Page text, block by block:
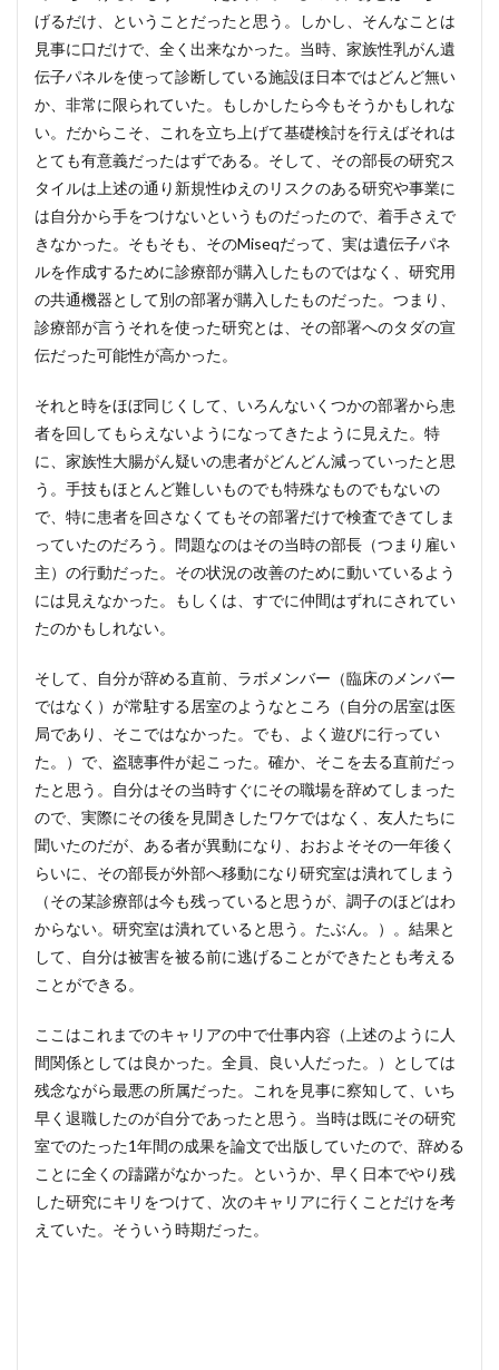
げるだけ、ということだったと思う。しかし、そんなことは
見事に口だけで、全く出来なかった。当時、家族性乳がん遺
伝子パネルを使って診断している施設ほ日本ではどんど無い
か、非常に限られていた。もしかしたら今もそうかもしれな
い。だからこそ、これを立ち上げて基礎検討を行えばそれは
とても有意義だったはずである。そして、その部長の研究ス
タイルは上述の通り新規性ゆえのリスクのある研究や事業に
は自分から手をつけないというものだったので、着手さえで
きなかった。そもそも、そのMiseqだって、実は遺伝子パネ
ルを作成するために診療部が購入したものではなく、研究用
の共通機器として別の部署が購入したものだった。つまり、
診療部が言うそれを使った研究とは、その部署へのタダの宣
伝だった可能性が高かった。
それと時をほぼ同じくして、いろんないくつかの部署から患
者を回してもらえないようになってきたように見えた。特
に、家族性大腸がん疑いの患者がどんどん減っていったと思
う。手技もほとんど難しいものでも特殊なものでもないの
で、特に患者を回さなくてもその部署だけで検査できてしま
っていたのだろう。問題なのはその当時の部長（つまり雇い
主）の行動だった。その状況の改善のために動いているよう
には見えなかった。もしくは、すでに仲間はずれにされてい
たのかもしれない。
そして、自分が辞める直前、ラボメンバー（臨床のメンバー
ではなく）が常駐する居室のようなところ（自分の居室は医
局であり、そこではなかった。でも、よく遊びに行ってい
た。）で、盗聴事件が起こった。確か、そこを去る直前だっ
たと思う。自分はその当時すぐにその職場を辞めてしまった
ので、実際にその後を見聞きしたワケではなく、友人たちに
聞いたのだが、ある者が異動になり、おおよそその一年後く
らいに、その部長が外部へ移動になり研究室は潰れてしまう
（その某診療部は今も残っていると思うが、調子のほどはわ
からない。研究室は潰れていると思う。たぶん。）。結果と
して、自分は被害を被る前に逃げることができたとも考える
ことができる。
ここはこれまでのキャリアの中で仕事内容（上述のように人
間関係としては良かった。全員、良い人だった。）としては
残念ながら最悪の所属だった。これを見事に察知して、いち
早く退職したのが自分であったと思う。当時は既にその研究
室でのたった1年間の成果を論文で出版していたので、辞める
ことに全くの躊躇がなかった。というか、早く日本でやり残
した研究にキリをつけて、次のキャリアに行くことだけを考
えていた。そういう時期だった。